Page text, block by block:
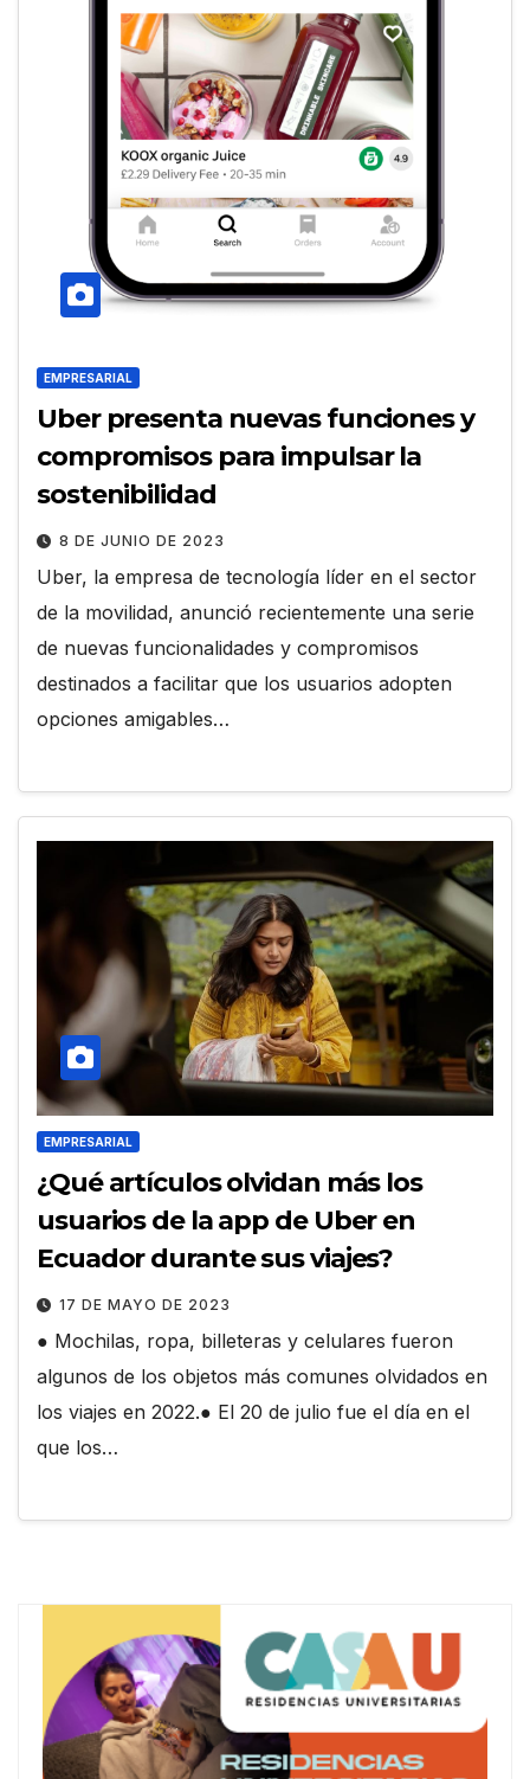
EMPRESARIAL
Uber presenta nuevas funciones y
compromisos para impulsar la
sostenibilidad
8 DE JUNIO DE 2023
Uber, la empresa de tecnología líder en el sector
de la movilidad, anunció recientemente una serie
de nuevas funcionalidades y compromisos
destinados a facilitar que los usuarios adopten
opciones amigables…
EMPRESARIAL
¿Qué artículos olvidan más los
usuarios de la app de Uber en
Ecuador durante sus viajes?
17 DE MAYO DE 2023
● Mochilas, ropa, billeteras y celulares fueron
algunos de los objetos más comunes olvidados en
los viajes en 2022.● El 20 de julio fue el día en el
que los…